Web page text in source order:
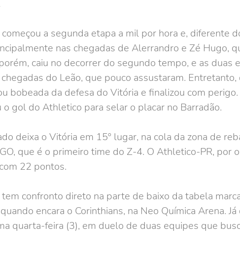
a segunda etapa a mil por hora e, diferente
nas chegadas de Alerrandro e Zé Hugo,
caiu no decorrer do segundo tempo, e as
do Leão, que pouco assustaram.
bobeada da defesa do Vitória e finalizou com
o gol do Athletico para selar o placar no Barradão.
deixa o Vitória em 15º lugar, na cola da zona de
que é o primeiro time do Z-4. O Athletico-PR, por
22 pontos.
confronto direto na parte de baixo da tabela
encara o Corinthians, na Neo Química Arena.
quarta-feira (3), em duelo de duas equipes que